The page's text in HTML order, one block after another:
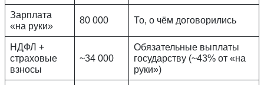
Зарплата
«на руки»
80 000 То, о чём договорились
НДФЛ +
страховые
взносы
~34 000
Обязательные выплаты
государству (~43% от «на
руки»)